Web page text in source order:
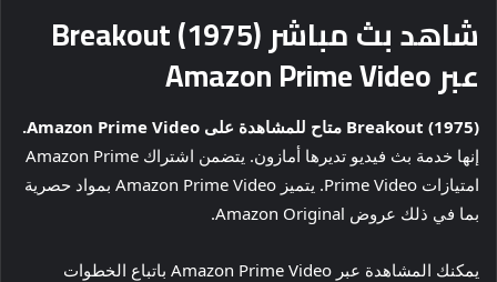
شاهد بث مباشر Breakout (1975)
عبر Amazon Prime Video
Breakout (1975) متاح للمشاهدة على Amazon Prime Video.
إنها خدمة بث فيديو تديرها أمازون. يتضمن اشتراك Amazon Prime
امتيازات Prime Video. يتميز Amazon Prime Video بمواد حصرية
بما في ذلك عروض Amazon Original.
يمكنك المشاهدة عبر Amazon Prime Video باتباع الخطوات